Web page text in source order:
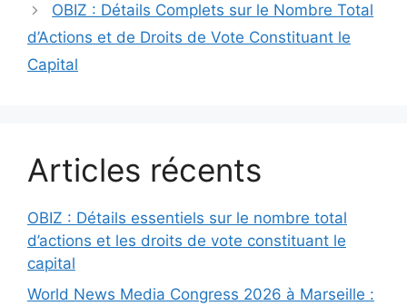
OBIZ : Détails Complets sur le Nombre Total
d’Actions et de Droits de Vote Constituant le
Capital
Articles récents
OBIZ : Détails essentiels sur le nombre total
d’actions et les droits de vote constituant le
capital
World News Media Congress 2026 à Marseille :